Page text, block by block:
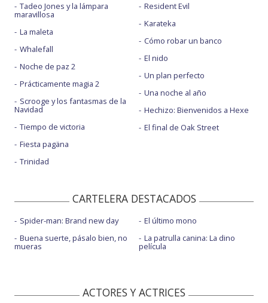
Tadeo Jones y la lámpara
maravillosa
La maleta
Whalefall
Noche de paz 2
Prácticamente magia 2
Scrooge y los fantasmas de la
Navidad
Tiempo de victoria
Fiesta pagäna
Trinidad
Resident Evil
Karateka
Cómo robar un banco
El nido
Un plan perfecto
Una noche al año
Hechizo: Bienvenidos a Hexe
El final de Oak Street
CARTELERA DESTACADOS
Spider-man: Brand new day
Buena suerte, pásalo bien, no
mueras
El último mono
La patrulla canina: La dino
película
ACTORES Y ACTRICES